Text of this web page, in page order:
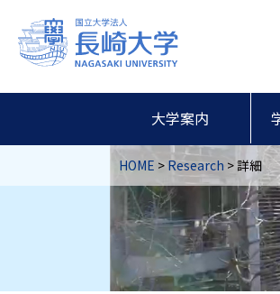
大学案内
HOME > Research > 詳細